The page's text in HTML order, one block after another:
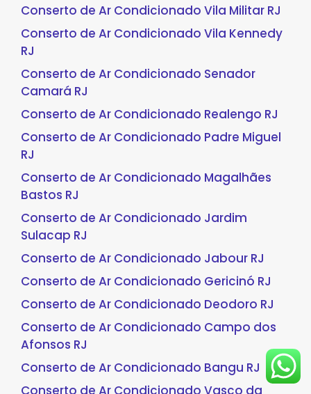
Conserto de Ar Condicionado Vila Militar RJ
Conserto de Ar Condicionado Vila Kennedy
RJ
Conserto de Ar Condicionado Senador
Camará RJ
Conserto de Ar Condicionado Realengo RJ
Conserto de Ar Condicionado Padre Miguel
RJ
Conserto de Ar Condicionado Magalhães
Bastos RJ
Conserto de Ar Condicionado Jardim
Sulacap RJ
Conserto de Ar Condicionado Jabour RJ
Conserto de Ar Condicionado Gericinó RJ
Conserto de Ar Condicionado Deodoro RJ
Conserto de Ar Condicionado Campo dos
Afonsos RJ
Conserto de Ar Condicionado Bangu RJ
Conserto de Ar Condicionado Vasco da